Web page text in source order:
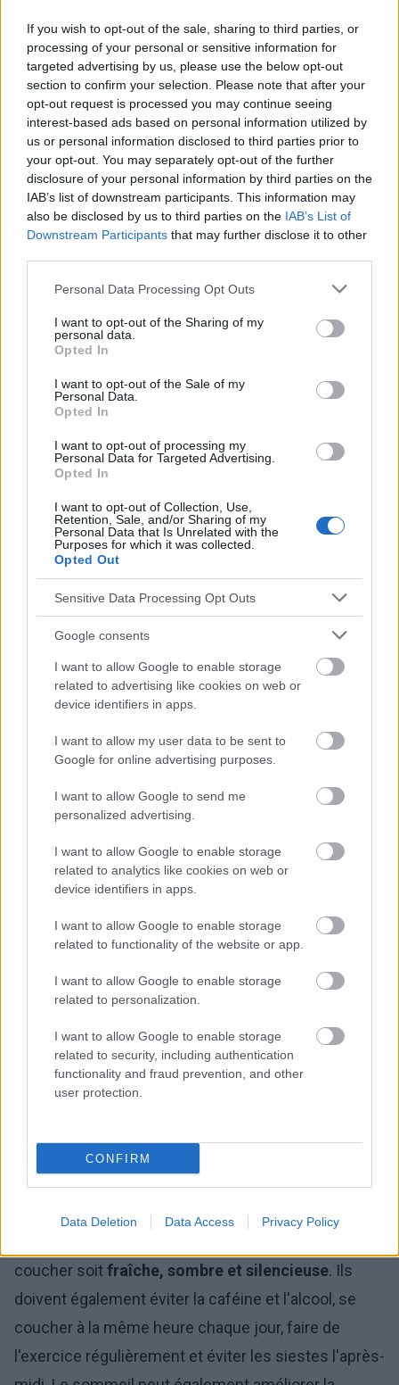
If you wish to opt-out of the sale, sharing to third parties, or
processing of your personal or sensitive information for
targeted advertising by us, please use the below opt-out
section to confirm your selection. Please note that after your
opt-out request is processed you may continue seeing
interest-based ads based on personal information utilized by
us or personal information disclosed to third parties prior to
your opt-out. You may separately opt-out of the further
disclosure of your personal information by third parties on the
IAB’s list of downstream participants. This information may
also be disclosed by us to third parties on the IAB’s List of
Downstream Participants that may further disclose it to other
Please note that this website/app uses one or more Google
not limited to your visit or usage behaviour. You may click to
grant or deny consent to Google and its third-party tags to
use your data for below specified purposes in below Google
consent section.
Personal Data Processing Opt Outs
I want to opt-out of the Sharing of my
personal data.
Opted In
I want to opt-out of the Sale of my
Personal Data.
Opted In
I want to opt-out of processing my
Personal Data for Targeted Advertising.
Opted In
I want to opt-out of Collection, Use,
Retention, Sale, and/or Sharing of my
Personal Data that Is Unrelated with the
Purposes for which it was collected.
Opted Out
Sensitive Data Processing Opt Outs
Google consents
I want to allow Google to enable storage
related to advertising like cookies on web or
device identifiers in apps.
I want to allow my user data to be sent to
Google for online advertising purposes.
I want to allow Google to send me
personalized advertising.
I want to allow Google to enable storage
related to analytics like cookies on web or
device identifiers in apps.
I want to allow Google to enable storage
related to functionality of the website or app.
I want to allow Google to enable storage
related to personalization.
I want to allow Google to enable storage
related to security, including authentication
functionality and fraud prevention, and other
user protection.
CONFIRM
Data Deletion Data Access Privacy Policy
supérieur de 31 %,
le risque de décès, quelle qu'en soit la cause, était
supérieur de 14 % à celui des sujets sains.
Les chercheurs ont conclu que l'insomnie peut être
si importante parce que le système nerveux
autonome n'est pas modulé et que l'inflammation
systémique peut contribuer à la maladie.
Comment l'insomnie affecte-t-elle la santé
cardiaque ?
Selon le Dr Cheng-Han Chen, cardiologue
interventionnel californien :
"L'insomnie est susceptible d'affecter
négativement la santé cardiaque par une
combinaison de mécanismes, tels que
l'augmentation de l'activité du système nerveux
sympathique, la dysrégulation de l'activité du
l'inflammation systémique.
obstructive du sommeil, un facteur de risque
L'insomnie peut favoriser l'hypertension, un autre
facteur de risque de maladie cardiovasculaire".
Comment assurer une bonne nuit de sommeil ?
hygiène du sommeilest extrêmement
importante. Selon le Dr Chen, les patients souffrant
coucher soitfraîche, sombre et silencieuse. Ils
doivent également éviter la caféine et l'alcool, se
coucher à la même heure chaque jour, faire de
l'exercice régulièrement et éviter les siestes l'après-